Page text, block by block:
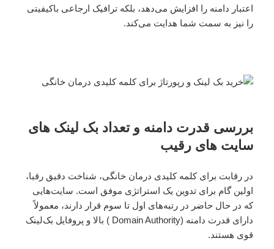
اعتبار دامنه را افزایش می‌دهد، بلکه ترافیک ارجاعی باکیفیتی
را نیز به سمت شما هدایت می‌کند.
بررسی قدرت دامنه و تعداد بک لینک های
سایت های رقیب
در رقابت برای کلمه کلیدی درمان خانگی، شناخت دقیق رقبا،
اولین گام برای تدوین یک استراتژی موفق است. سایت‌هایی
که در حال حاضر در رتبه‌های اول تا سوم قرار دارند، معمولاً
دارای قدرت دامنه (Domain Authority ) بالا و پروفایل بک‌لینک
قوی هستند.